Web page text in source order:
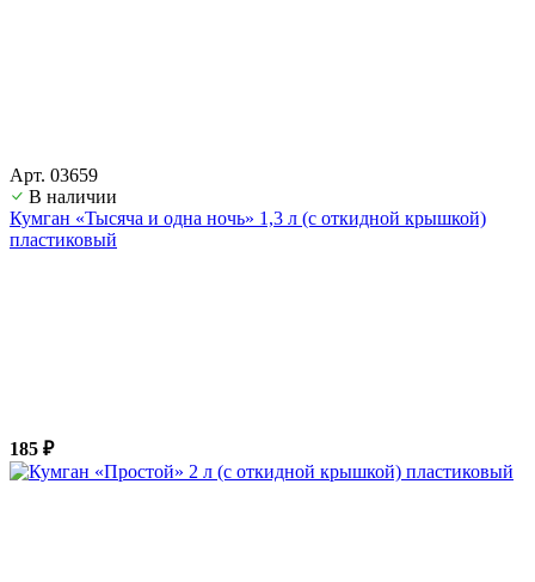
Арт. 03659
В наличии
Кумган «Тысяча и одна ночь» 1,3 л (с откидной крышкой)
пластиковый
185 ₽